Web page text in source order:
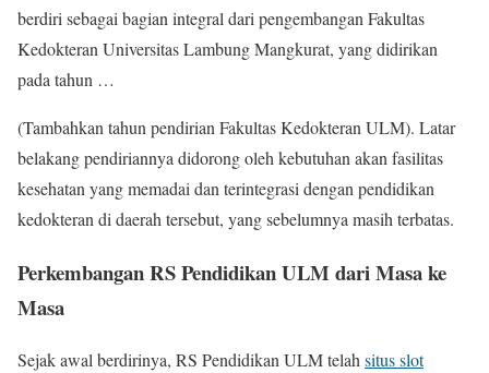
berdiri sebagai bagian integral dari pengembangan Fakultas
Kedokteran Universitas Lambung Mangkurat, yang didirikan
pada tahun …
(Tambahkan tahun pendirian Fakultas Kedokteran ULM). Latar
belakang pendiriannya didorong oleh kebutuhan akan fasilitas
kesehatan yang memadai dan terintegrasi dengan pendidikan
kedokteran di daerah tersebut, yang sebelumnya masih terbatas.
Perkembangan RS Pendidikan ULM dari Masa ke
Masa
Sejak awal berdirinya, RS Pendidikan ULM telahsitus slot